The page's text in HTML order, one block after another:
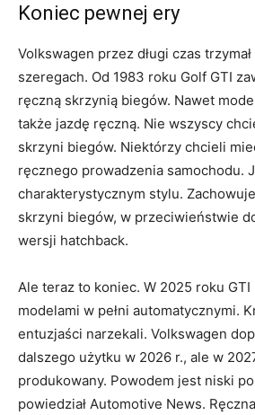
Koniec pewnej ery
Volkswagen przez długi czas
szeregach. Od 1983 roku Golf GTI
ręczną skrzynią biegów. Nawet
także jazdę ręczną. Nie wszyscy
skrzyni biegów. Niektórzy chcieli
ręcznego prowadzenia samochodu.
charakterystycznym stylu.
skrzyni biegów, w przeciwieństwie
wersji hatchback.
Ale teraz to koniec. W 2025 roku GTI
modelami w pełni automatycznymi.
entuzjaści narzekali. Volkswagen
dalszego użytku w 2026 r., ale w
produkowany. Powodem jest niski
powiedział Automotive News.